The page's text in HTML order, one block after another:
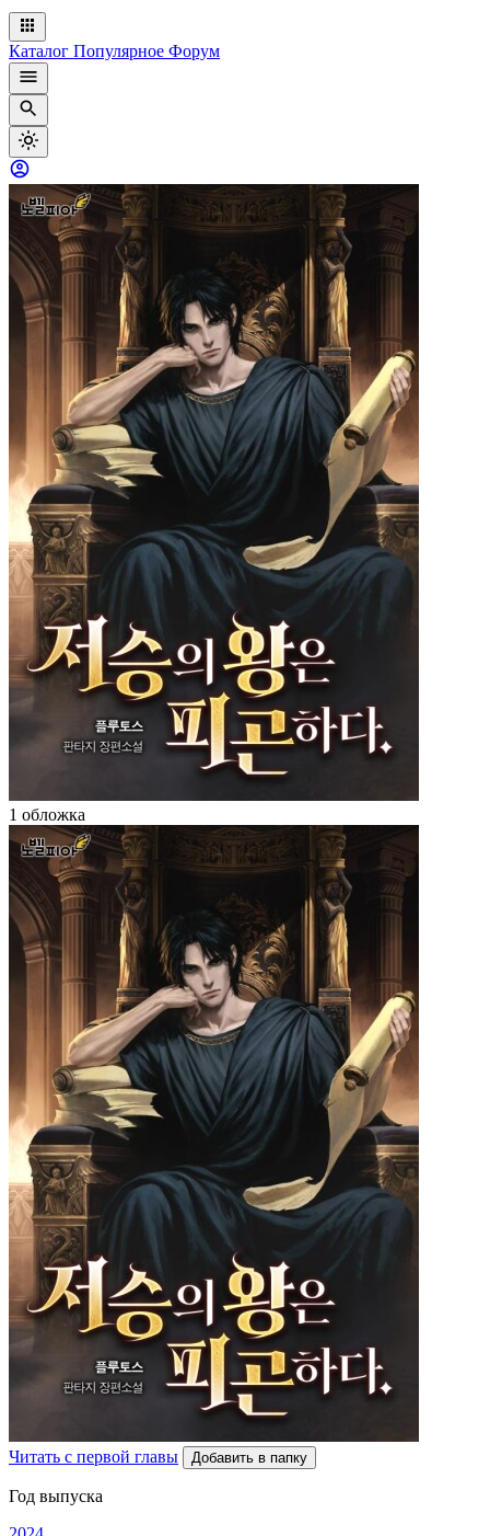
Каталог Популярное Форум
1 обложка
Читать с первой главы Добавить в папку
Год выпуска